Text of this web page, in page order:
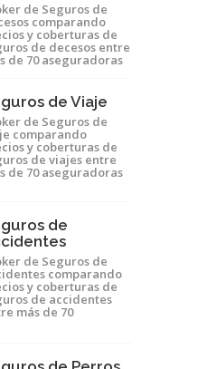
de Seguros de
comparando
y coberturas de
de decesos entre
de 70 aseguradoras
de Viaje
de Seguros de
comparando
y coberturas de
de viajes entre
de 70 aseguradoras
de
de Seguros de
comparando
y coberturas de
de accidentes
más de 70